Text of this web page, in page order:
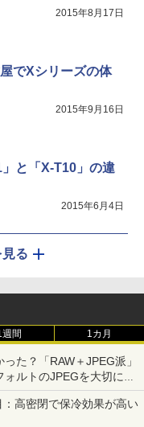
2015年8月17日
でXシリーズの体
2015年9月16日
と「X-T10」の違
2015年6月4日
る
週間 1カ月
た？「RAW＋JPEG派」
ルトのJPEGを大切にす
高密閉で保冷効果が高い